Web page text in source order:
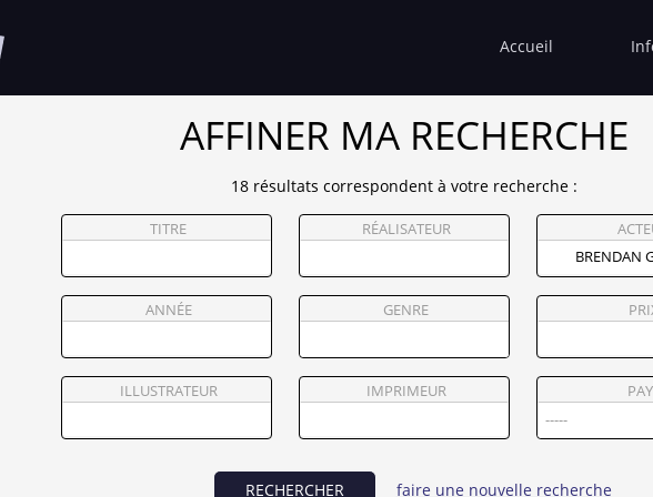
Accueil
AFFINER MA RECHERCHE
18 résultats correspondent à votre recherche :
TITRE RÉALISATEUR
ANNÉE GENRE
ILLUSTRATEUR IMPRIMEUR
RECHERCHER faire une nouvelle recherche